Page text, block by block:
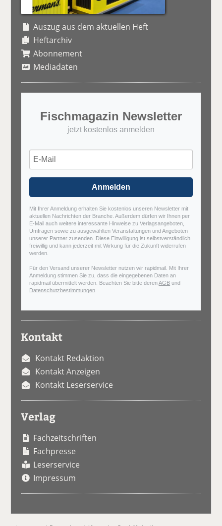
Auszug aus dem aktuellen Heft
Heftarchiv
Abonnement
Mediadaten
Fischmagazin Newsletter
jetzt kostenlos anmelden
Anmelden
Mit Ihrer Anmeldung erhalten Sie kostenlos unseren Newsletter mit
aktuellen Nachrichten der Branche. Außerdem dürfen wir Ihnen per
E-Mail auch weitere interessante Hinweise zu Verlagsangeboten,
Umfragen sowie zu ausgewählten Veranstaltungen und Angeboten
unserer Partner zusenden. Diese Einwilligung ist selbstverständlich
freiwillig und kann jederzeit mit Wirkung für die Zukunft widerrufen
werden.
Für den Versand unserer Newsletter nutzen wir rapidmail. Mit Ihrer
Anmeldung stimmen Sie zu, dass die eingegebenen Daten an
rapidmail übermittelt werden. Beachten Sie bitte derenAGB und
Datenschutzbestimmungen
Kontakt
Kontakt Redaktion
Kontakt Anzeigen
Kontakt Leserservice
Verlag
Fachzeitschriften
Fachpresse
Leserservice
Impressum